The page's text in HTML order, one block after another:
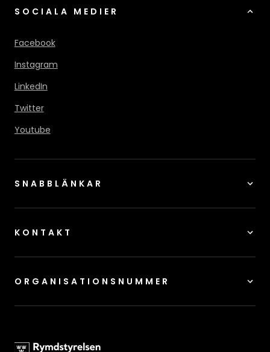
SOCIALA MEDIER
Facebook
Instagram
LinkedIn
Twitter
Youtube
SNABBLÄNKAR
KONTAKT
ORGANISATIONSNUMMER